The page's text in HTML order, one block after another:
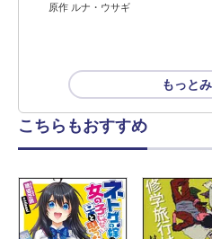
原作 ルナ・ウサギ
もっと
こちらもおすすめ